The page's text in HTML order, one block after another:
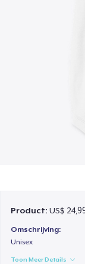
Product:US$
Omschrijving:
Unisex
Toon Meer Details